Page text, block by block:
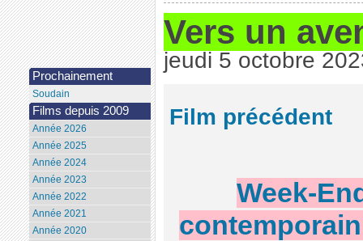
Vers un
jeudi 5 octobre
Film précédent
Week-
Prochainement
Soudain
Films depuis 2009
Année 2026
Année 2025
Année 2024
Année 2023
Année 2022
Année 2021
Année 2020